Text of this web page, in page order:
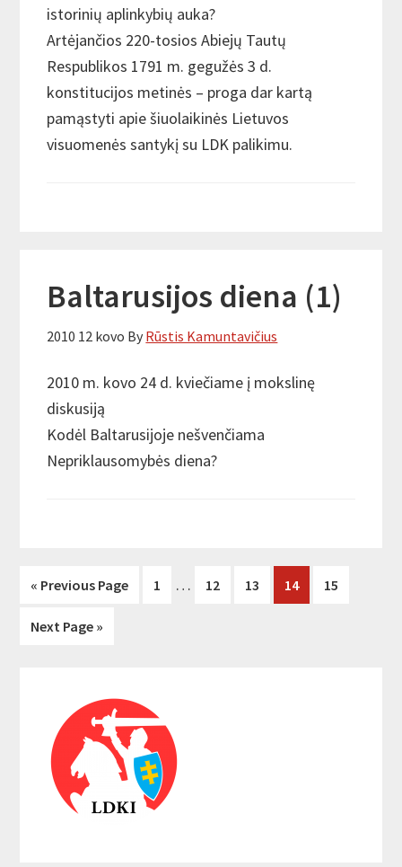
istorinių aplinkybių auka?
Artėjančios 220-tosios Abiejų Tautų
Respublikos 1791 m. gegužės 3 d.
konstitucijos metinės – proga dar kartą
pamąstyti apie šiuolaikinės Lietuvos
visuomenės santykį su LDK palikimu.
Baltarusijos diena (1)
2010 12 kovo By Rūstis Kamuntavičius
2010 m. kovo 24 d. kviečiame į mokslinę
diskusiją
Kodėl Baltarusijoje nešvenčiama
Nepriklausomybės diena?
« Previous Page Page
1 … Page
12 Page
13 Page
14 Page
15
Next Page »
Sidebar